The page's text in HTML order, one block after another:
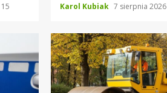
15 Karol Kubiak 7 sierpnia 2026